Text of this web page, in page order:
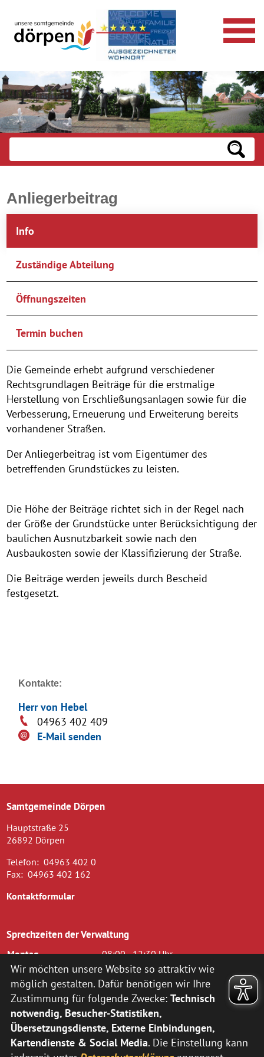
Anliegerbeitrag
Info
Zuständige Abteilung
Öffnungszeiten
Termin buchen
Die Gemeinde erhebt aufgrund verschiedener
Rechtsgrundlagen Beiträge für die erstmalige
Herstellung von Erschließungsanlagen sowie für die
Verbesserung, Erneuerung und Erweiterung bereits
vorhandener Straßen.
Der Anliegerbeitrag ist vom Eigentümer des
betreffenden Grundstückes zu leisten.
Die Höhe der Beiträge richtet sich in der Regel nach
der Größe der Grundstücke unter Berücksichtigung der
baulichen Ausnutzbarkeit sowie nach den
Ausbaukosten sowie der Klassifizierung der Straße.
Die Beiträge werden jeweils durch Bescheid
festgesetzt.
Kontakte:
Herr von Hebel
04963 402 409
E-Mail senden
Samtgemeinde Dörpen
Hauptstraße 25
26892 Dörpen
Telefon: 04963 402 0
Fax: 04963 402 162
Kontaktformular
Sprechzeiten der Verwaltung
Montag
08:00 - 12:30 Uhr
Dienstag
08.00 - 12.30 Uhr und 14.00 - 16.00
Uhr
Mittwoch
08.00 - 12.30 Uhr
Donnerstag
14.00 - 18.00 Uhr
Freitag
08.00 - 12.00 Uhr
zusätzlich nach vorheriger Terminvereinbarung:
Wir möchten unsere Website so attraktiv wie
möglich gestalten. Dafür benötigen wir Ihre
Zustimmung für folgende Zwecke: Technisch
notwendig, Besucher-Statistiken,
Übersetzungsdienste, Externe Einbindungen,
Kartendienste & Social Media. Die Einstellung kann